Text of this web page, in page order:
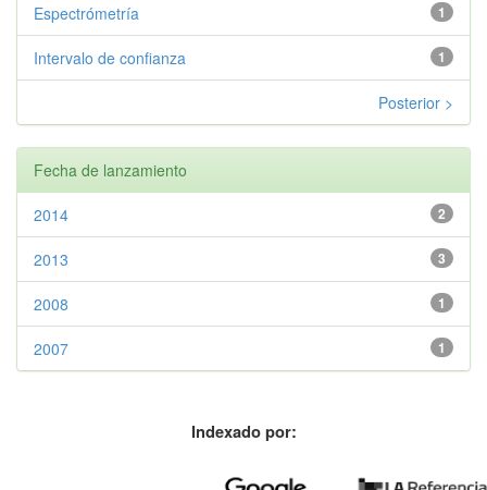
1
Espectrómetría
1
Intervalo de confianza
Posterior >
Fecha de lanzamiento
2
2014
3
2013
1
2008
1
2007
Indexado por: